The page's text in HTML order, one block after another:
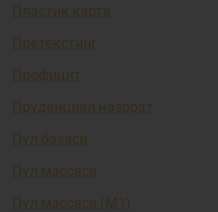
Пластик карта
Претекстинг
Профицит
Пруденциал назорат
Пул базаси
Пул массаси
Пул массаси (М1)